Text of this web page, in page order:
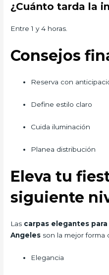
¿Cuánto tarda la
Entre 1 y 4 horas.
Consejos
Reserva con
Define estilo claro
Cuida iluminación
Planea distribución
Eleva tu
siguiente
Las carpas elegantes
Angeles son la mejor forma
Elegancia